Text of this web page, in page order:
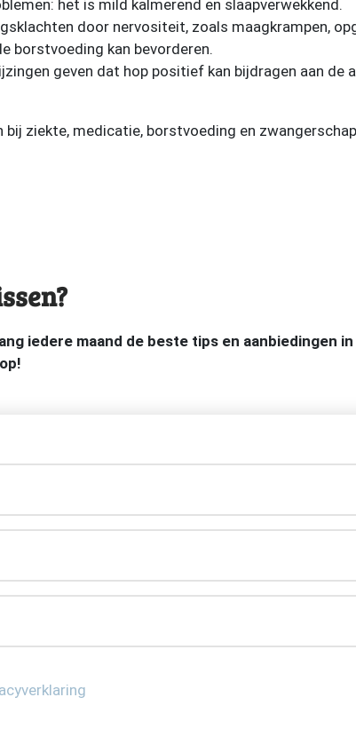
het is mild kalmerend en slaapverwekkend.
door nervositeit, zoals maagkrampen,
borstvoeding kan bevorderen.
geven dat hop positief kan bijdragen aan de
bij ziekte, medicatie, borstvoeding en
iedere maand de beste tips en aanbiedingen